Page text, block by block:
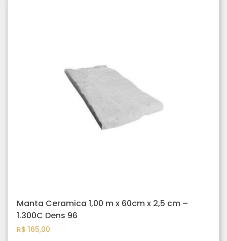
Manta Ceramica 1,00 m x 60cm x 2,5 cm –
1.300C Dens 96
R$ 165,00